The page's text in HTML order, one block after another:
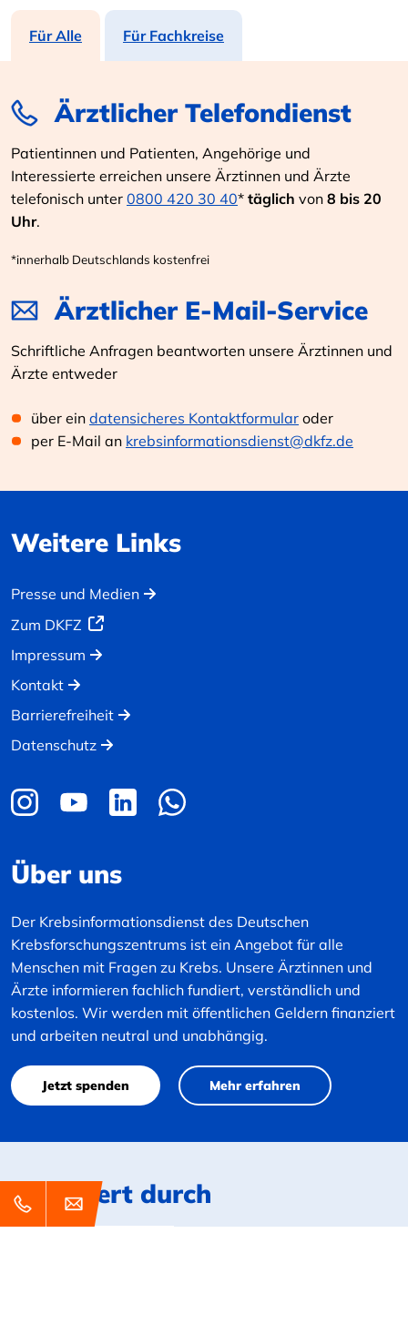
Für Alle Für Fachkreise
Ärztlicher Telefondienst
Patientinnen und Patienten, Angehörige und
Interessierte erreichen unsere Ärztinnen und Ärzte
telefonisch unter 0800 420 30 40* täglich von 8 bis 20
Uhr.
*innerhalb Deutschlands kostenfrei
Ärztlicher E-Mail-Service
Schriftliche Anfragen beantworten unsere Ärztinnen und
Ärzte entweder
über ein datensicheres Kontaktformular oder
per E-Mail an krebsinformationsdienst@dkfz.de
Weitere Links
Presse und Medien
Zum DKFZ
Impressum
Kontakt
Barrierefreiheit
Datenschutz
Über uns
Der Krebsinformationsdienst des Deutschen
Krebsforschungszentrums ist ein Angebot für alle
Menschen mit Fragen zu Krebs. Unsere Ärztinnen und
Ärzte informieren fachlich fundiert, verständlich und
kostenlos. Wir werden mit öffentlichen Geldern finanziert
und arbeiten neutral und unabhängig.
Jetzt spenden Mehr erfahren
Gefördert durch